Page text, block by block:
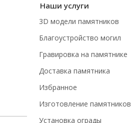
Наши услуги
3D модели памятников
Благоустройство могил
Гравировка на памятнике
Доставка памятника
Избранное
Изготовление памятников
Установка ограды